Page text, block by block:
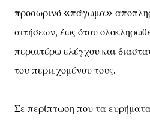
προσωρινό «πάγωμα»
αιτήσεων, έως ότου
περαιτέρω ελέγχου και
του περιεχομένου τους.
Σε περίπτωση που τα